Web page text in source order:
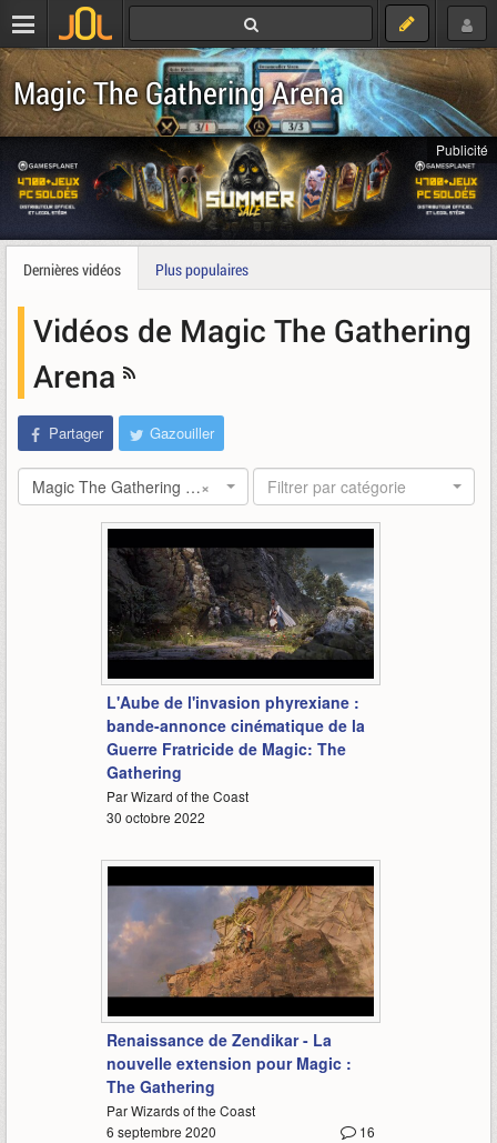
Magic The Gathering Arena
Publicité
Dernières vidéos Plus populaires
Vidéos de Magic The Gathering
Arena
Partager Gazouiller
×
Magic The Gathering Arena Filtrer par catégorie
L'Aube de l'invasion phyrexiane :
bande-annonce cinématique de la
Guerre Fratricide de Magic: The
Gathering
Par Wizard of the Coast
30 octobre 2022
Renaissance de Zendikar - La
nouvelle extension pour Magic :
The Gathering
Par Wizards of the Coast
16
6 septembre 2020